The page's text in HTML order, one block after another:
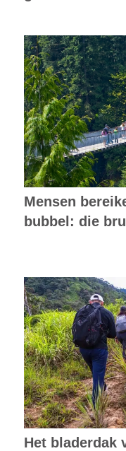
Mensen
bubbel: die
Het bladerdak